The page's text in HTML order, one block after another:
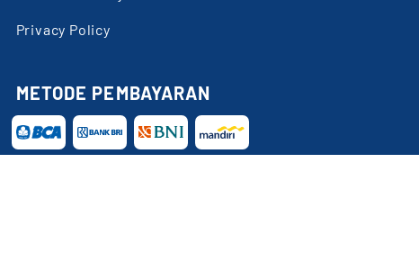
Bantuan?
Privacy Policy
METODE PEMBAYARAN